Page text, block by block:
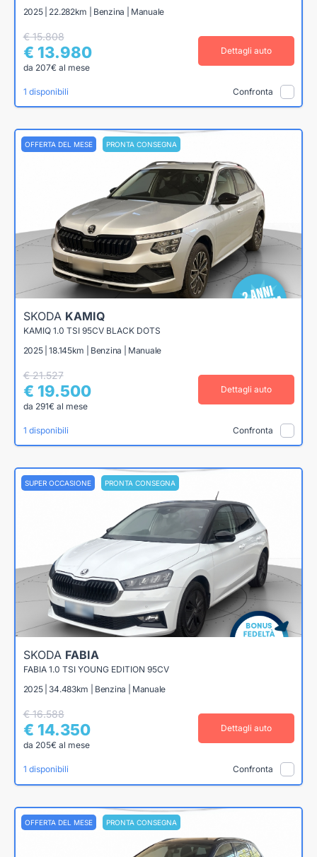
2025 | 22.282km | Benzina | Manuale
€ 15.808
€ 13.980
da 207€ al mese
Dettagli auto
1 disponibili Confronta
OFFERTA DEL MESE PRONTA CONSEGNA
SKODA KAMIQ
KAMIQ 1.0 TSI 95CV BLACK DOTS
2025 | 18.145km | Benzina | Manuale
€ 21.527
€ 19.500
da 291€ al mese
Dettagli auto
1 disponibili Confronta
SUPER OCCASIONE PRONTA CONSEGNA
SKODA FABIA
FABIA 1.0 TSI YOUNG EDITION 95CV
2025 | 34.483km | Benzina | Manuale
€ 16.588
€ 14.350
da 205€ al mese
Dettagli auto
1 disponibili Confronta
OFFERTA DEL MESE PRONTA CONSEGNA